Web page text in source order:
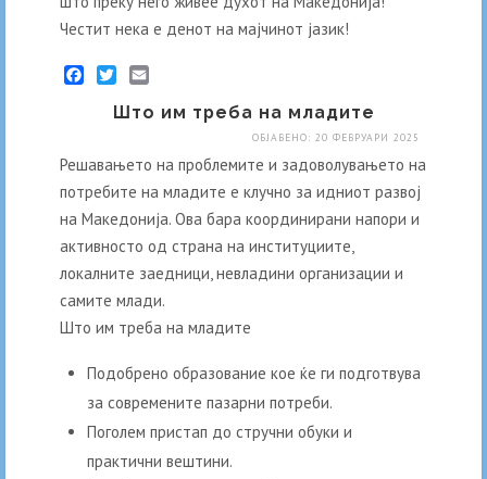
Честит нека е денот на мајчинот јазик!
Што им треба на младите
ОБЈАВЕНО: 20 ФЕВРУАРИ 2025
Решавањето на проблемите и задоволувањето на
потребите на младите е клучно за идниот развој
на Македонија. Ова бара координирани напори и
активносто од страна на институциите,
локалните заедници, невладини организации и
самите млади.
Што им треба на младите
Подобрено образование кое ќе ги подготвува
за современите пазарни потреби.
Поголем пристап до стручни обуки и
практични вештини.